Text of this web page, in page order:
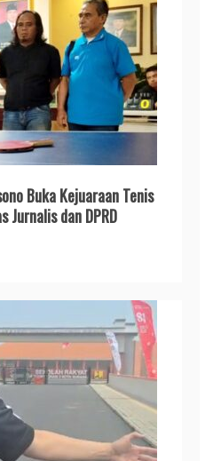
Buka Kejuaraan Tenis
Jurnalis dan DPRD